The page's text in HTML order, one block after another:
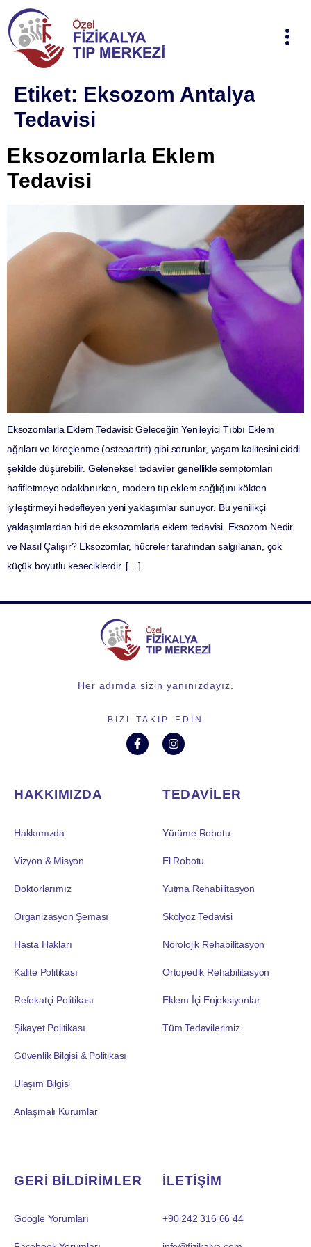
Etiket: Eksozom Antalya
Tedavisi
Eksozomlarla Eklem
Tedavisi
Eksozomlarla Eklem Tedavisi: Geleceğin Yenileyici Tıbbı Eklem
ağrıları ve kireçlenme (osteoartrit) gibi sorunlar, yaşam kalitesini ciddi
şekilde düşürebilir. Geleneksel tedaviler genellikle semptomları
hafifletmeye odaklanırken, modern tıp eklem sağlığını kökten
iyileştirmeyi hedefleyen yeni yaklaşımlar sunuyor. Bu yenilikçi
yaklaşımlardan biri de eksozomlarla eklem tedavisi. Eksozom Nedir
ve Nasıl Çalışır? Eksozomlar, hücreler tarafından salgılanan, çok
küçük boyutlu keseciklerdir. […]
Her adımda sizin yanınızdayız.
BIZI TAKIP EDIN
HAKKIMIZDA
Hakkımızda
Vizyon & Misyon
Doktorlarımız
Organizasyon Şeması
Hasta Hakları
Kalite Politikası
Refekatçi Politikası
Şikayet Politikası
Güvenlik Bilgisi & Politikası
Ulaşım Bilgisi
Anlaşmalı Kurumlar
TEDAVİLER
Yürüme Robotu
El Robotu
Yutma Rehabilitasyon
Skolyoz Tedavisi
Nörolojik Rehabilitasyon
Ortopedik Rehabilitasyon
Eklem İçi Enjeksiyonlar
Tüm Tedavilerimiz
GERİ BİLDİRİMLER
Google Yorumları
İLETİŞİM
+90 242 316 66 44